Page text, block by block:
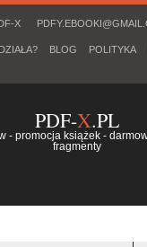
X
BLOG POLITYKA
PDF-X.PL
- promocja książek -
fragmenty